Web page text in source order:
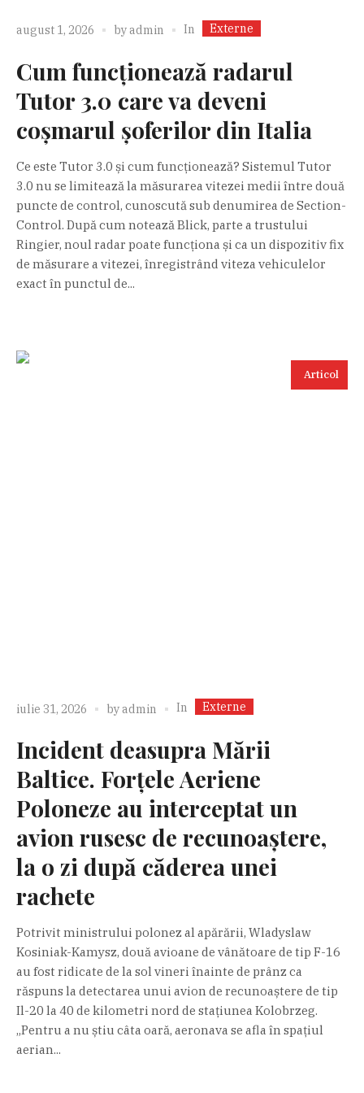
august 1, 2026 byadmin In Externe
Cum funcționează radarul
Tutor 3.0 care va deveni
coșmarul șoferilor din Italia
Ce este Tutor 3.0 și cum funcționează? Sistemul Tutor
3.0 nu se limitează la măsurarea vitezei medii între două
puncte de control, cunoscută sub denumirea de Section-
Control. După cum notează Blick, parte a trustului
Ringier, noul radar poate funcționa și ca un dispozitiv fix
de măsurare a vitezei, înregistrând viteza vehiculelor
exact în punctul de...
Articol
iulie 31, 2026 byadmin In Externe
Incident deasupra Mării
Baltice. Forțele Aeriene
Poloneze au interceptat un
avion rusesc de recunoaștere,
la o zi după căderea unei
rachete
Potrivit ministrului polonez al apărării, Wladyslaw
Kosiniak-Kamysz, două avioane de vânătoare de tip F-16
au fost ridicate de la sol vineri înainte de prânz ca
răspuns la detectarea unui avion de recunoaștere de tip
Il-20 la 40 de kilometri nord de stațiunea Kolobrzeg.
„Pentru a nu știu câta oară, aeronava se afla în spațiul
aerian...